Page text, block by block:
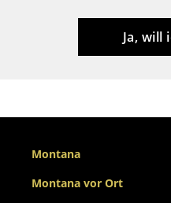
Bürodrehstühle
Ja, will
Montana
Montana vor Ort